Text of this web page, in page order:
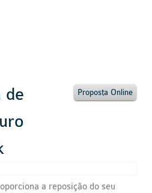
Proposta Online
de
a reposição do seu